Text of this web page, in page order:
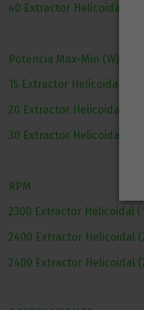
40 Extractor Helicoidal
Potencia Max-Min (W)
15 Extractor Helicoidal
20 Extractor Helicoidal
30 Extractor Helicoidal
RPM
2300 Extractor Helicoidal
2400 Extractor Helicoidal
2400 Extractor Helicoidal